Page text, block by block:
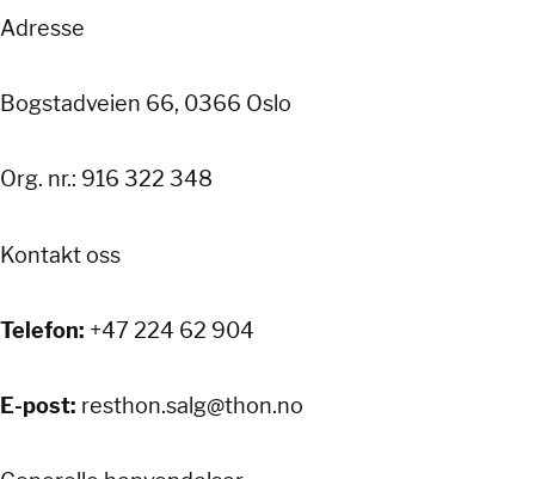
Adresse
Bogstadveien 66, 0366 Oslo
Org. nr.: 916 322 348
Kontakt oss
Telefon: +47 224 62 904
E-post: resthon.salg@thon.no